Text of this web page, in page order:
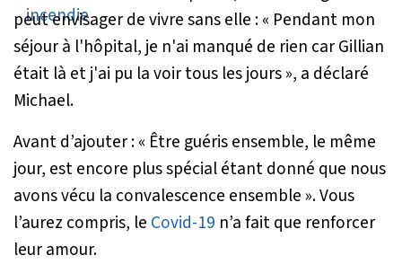
peut envisager de vivre sans elle :« Pendant mon
séjour à l'hôpital, je n'ai manqué de rien car Gillian
était là et j'ai pu la voir tous les jours », a déclaré
Michael.
Avant d’ajouter :« Être guéris ensemble, le même
jour, est encore plus spécial étant donné que nous
avons vécu la convalescence ensemble ». Vous
l’aurez compris, le Covid-19 n’a fait que renforcer
leur amour.